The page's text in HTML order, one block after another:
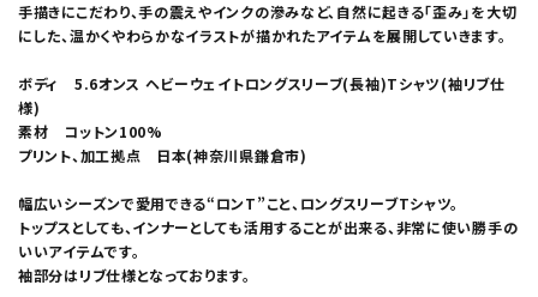
手描きにこだわり、手の震えやインクの滲みなど、自然に起きる「歪み」を大切
にした、温かくやわらかなイラストが描かれたアイテムを展開していきます。
ボディ 5.6オンス ヘビーウェイトロングスリーブ(長袖)Tシャツ(袖リブ仕
様)
素材 コットン100%
プリント、加工拠点 日本(神奈川県鎌倉市)
幅広いシーズンで愛用できる“ロンT”こと、ロングスリーブTシャツ。
トップスとしても、インナーとしても活用することが出来る、非常に使い勝手の
いいアイテムです。
袖部分はリブ仕様となっております。